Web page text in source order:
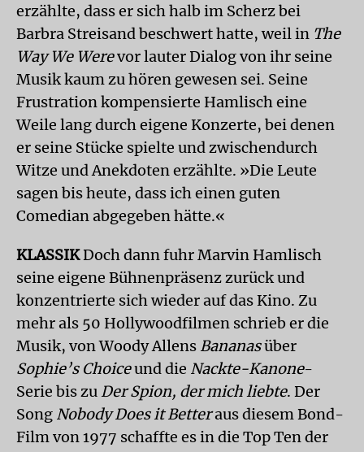
erzählte, dass er sich halb im Scherz bei
Barbra Streisand beschwert hatte, weil in The
Way We Werevor lauter Dialog von ihr seine
Musik kaum zu hören gewesen sei. Seine
Frustration kompensierte Hamlisch eine
Weile lang durch eigene Konzerte, bei denen
er seine Stücke spielte und zwischendurch
Witze und Anekdoten erzählte. »Die Leute
sagen bis heute, dass ich einen guten
Comedian abgegeben hätte.«
KLASSIKDoch dann fuhr Marvin Hamlisch
seine eigene Bühnenpräsenz zurück und
konzentrierte sich wieder auf das Kino. Zu
mehr als 50 Hollywoodfilmen schrieb er die
Musik, von Woody Allens Bananasüber
Sophie’s Choiceund die Nackte-Kanone-
Serie bis zu Der Spion, der mich liebte. Der
Song Nobody Does it Betteraus diesem Bond-
Film von 1977 schaffte es in die Top Ten der